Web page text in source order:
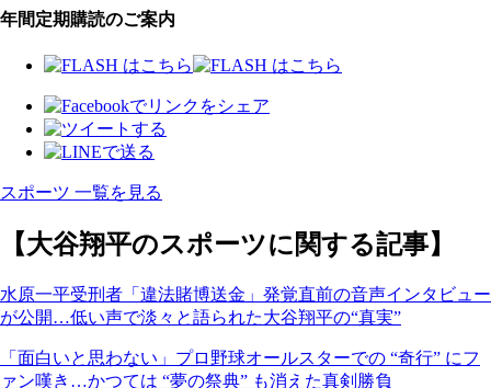
年間定期購読のご案内
スポーツ 一覧を見る
【大谷翔平のスポーツに関する記事】
水原一平受刑者「違法賭博送金」発覚直前の音声インタビュー
が公開…低い声で淡々と語られた大谷翔平の“真実”
「面白いと思わない」プロ野球オールスターでの “奇行” にフ
ァン嘆き…かつては “夢の祭典” も消えた真剣勝負